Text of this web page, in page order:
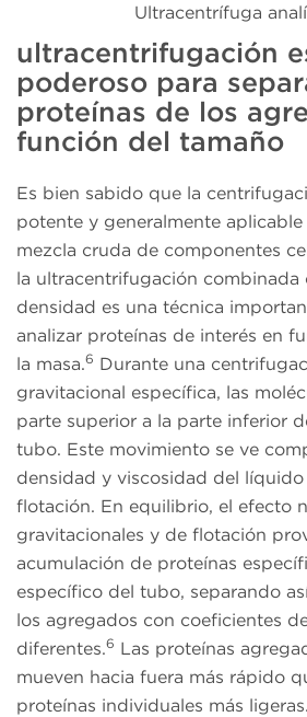
Ultracentrífuga
ultracentrifugación
poderoso para
proteínas de los
función del tamaño
Es bien sabido que la
potente y generalmente aplicable
mezcla cruda de componentes
la ultracentrifugación combinada
densidad es una técnica
analizar proteínas de interés en
la masa.6 Durante una
gravitacional específica, las
parte superior a la parte inferior
tubo. Este movimiento se ve
densidad y viscosidad del
flotación. En equilibrio, el efecto
gravitacionales y de flotación
acumulación de proteínas
específico del tubo, separando
los agregados con coeficientes
diferentes.6 Las proteínas
mueven hacia fuera más rápido
proteínas individuales más ligeras.